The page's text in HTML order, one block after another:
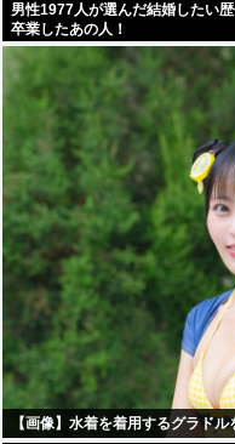
男性1977人が選んだ結婚したい
卒業したあの人！
【画像】水着を着用するグラドル